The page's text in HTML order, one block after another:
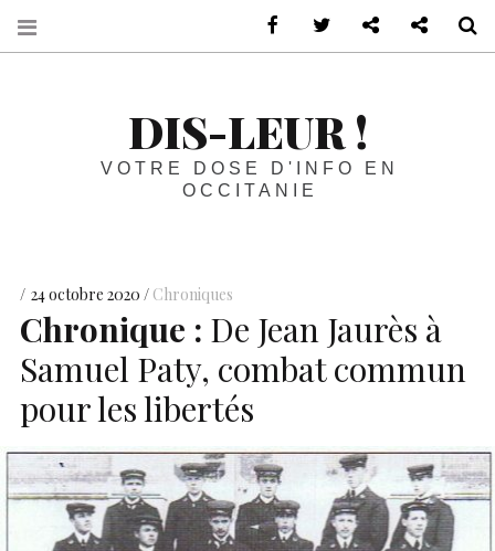
DIS-LEUR !
VOTRE DOSE D'INFO EN
OCCITANIE
24 octobre 2020 Chroniques
Chronique : De Jean Jaurès à
Samuel Paty, combat commun
pour les libertés
sur Facebook
sur TwitterContactez-nous
Notre